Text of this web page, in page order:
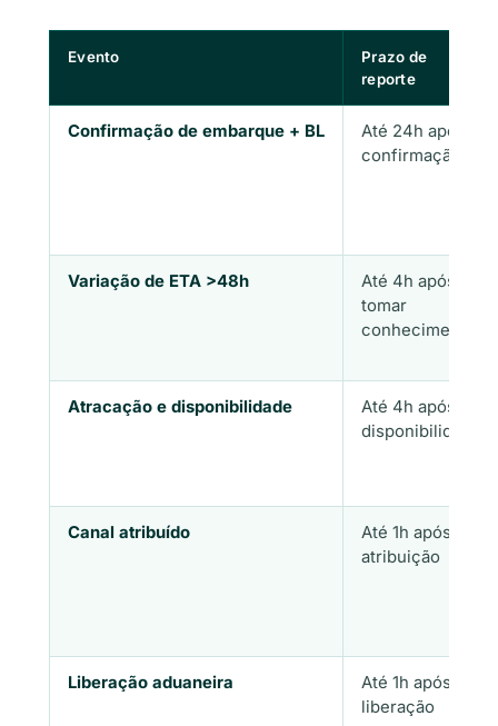
Evento
Prazo de
reporte
Confirmação de embarque + BL
Até 24h após
confirmação
Variação de ETA >48h
Até 4h após
tomar
conhecimento
Atracação e disponibilidade
Até 4h após
disponibilidade
Canal atribuído
Até 1h após
atribuição
Liberação aduaneira
Até 1h após
liberação